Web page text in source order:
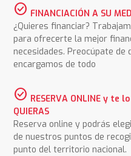
check_circle FINANCIACIÓN A SU
¿Quieres financiar?
para ofrecerte la mejor
necesidades. Preocúpate
encargamos de todo
check_circle RESERVA ONLINE y te
QUIERAS
Reserva online y podrás
de nuestros puntos de
punto del territorio nacional.